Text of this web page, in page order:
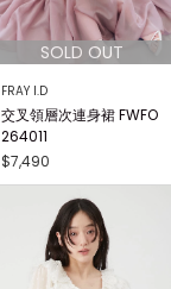
FRAY I.D
交叉領層次連身裙 FWFO
264011
$7,490